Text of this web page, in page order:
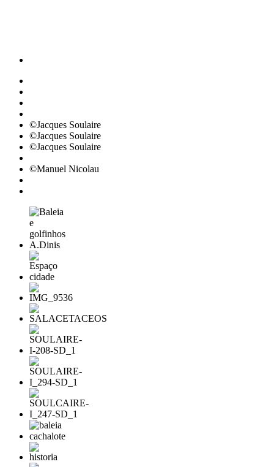
©Jacques Soulaire
©Jacques Soulaire
©Jacques Soulaire
©Manuel Nicolau